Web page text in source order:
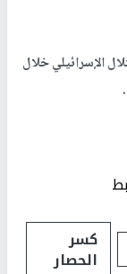
الإسرائيلي خلال
كسر
الحصار